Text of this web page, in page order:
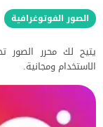
الصور الفوتوغرافية
يتيح لك محرر الصور
الاستخدام ومجانية.